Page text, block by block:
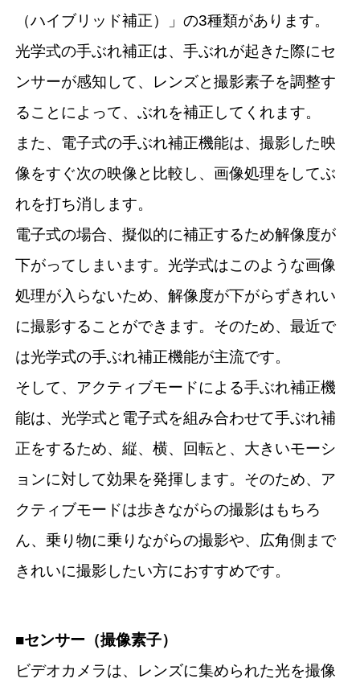
（ハイブリッド補正）」の3種類があります。
光学式の手ぶれ補正は、手ぶれが起きた際にセ
ンサーが感知して、レンズと撮影素子を調整す
ることによって、ぶれを補正してくれます。
また、電子式の手ぶれ補正機能は、撮影した映
像をすぐ次の映像と比較し、画像処理をしてぶ
れを打ち消します。
電子式の場合、擬似的に補正するため解像度が
下がってしまいます。光学式はこのような画像
処理が入らないため、解像度が下がらずきれい
に撮影することができます。そのため、最近で
は光学式の手ぶれ補正機能が主流です。
そして、アクティブモードによる手ぶれ補正機
能は、光学式と電子式を組み合わせて手ぶれ補
正をするため、縦、横、回転と、大きいモーシ
ョンに対して効果を発揮します。そのため、ア
クティブモードは歩きながらの撮影はもちろ
ん、乗り物に乗りながらの撮影や、広角側まで
きれいに撮影したい方におすすめです。
■センサー（撮像素子）
ビデオカメラは、レンズに集められた光を撮像